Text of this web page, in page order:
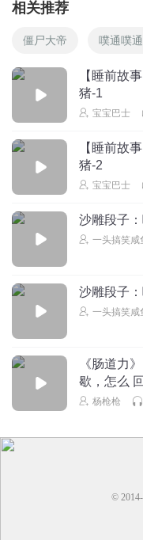
回复
周深的超级生米
我爱屏
2026-02-25
23:0前来报道
2024-12-07
高垚垚宝贝
相关推荐
僵尸大帝 噗通噗
【睡前故
猪-1
宝宝巴士
【睡前故
猪-2
宝宝巴士
沙雕段子
一头搞笑咸
沙雕段子
一头搞笑咸
《肠道力
歇，怎么
杨枪枪
© 2014-